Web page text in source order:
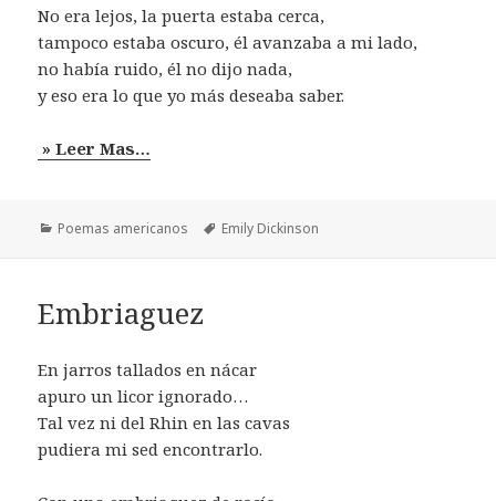
No era lejos, la puerta estaba cerca,
tampoco estaba oscuro, él avanzaba a mi lado,
no había ruido, él no dijo nada,
y eso era lo que yo más deseaba saber.
» Leer Mas…
Categorías
Poemas americanos Etiquetas
Emily Dickinson
Embriaguez
En jarros tallados en nácar
apuro un licor ignorado…
Tal vez ni del Rhin en las cavas
pudiera mi sed encontrarlo.